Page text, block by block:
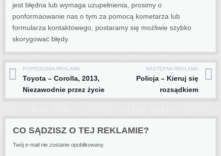
jest błędna lub wymaga uzupełnienia, prosimy o
ponformaowanie nas o tym za pomocą kometarza lub
formularza kontaktowego, postaramy się możliwie szybko
skorygować błędy.
Post navigation
POPRZEDNIA REKLAMA
Toyota – Corolla, 2013,
Niezawodnie przez życie
NASTĘPNA REKLAMA
Policja – Kieruj się
rozsądkiem
CO SĄDZISZ O TEJ REKLAMIE?
Twój e-mail nie zostanie opublikowany.